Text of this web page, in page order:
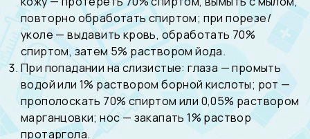
повторно обработать спиртом; при порезе/
уколе — выдавить кровь, обработать 70%
спиртом, затем 5% раствором йода.
При попадании на слизистые: глаза — промыть
водой или 1% раствором борной кислоты; рот —
прополоскать 70% спиртом или 0,05% раствором
марганцовки; нос — закапать 1% раствор
протаргола.